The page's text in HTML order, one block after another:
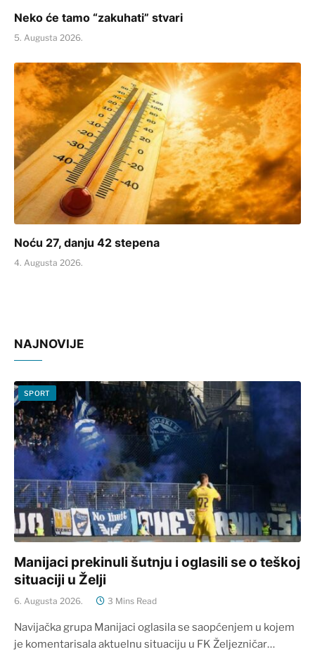
Neko će tamo “zakuhati” stvari
5. Augusta 2026.
Noću 27, danju 42 stepena
4. Augusta 2026.
NAJNOVIJE
SPORT
Manijaci prekinuli šutnju i oglasili se o teškoj
situaciji u Želji
6. Augusta 2026. 3 Mins Read
Navijačka grupa Manijaci oglasila se saopćenjem u kojem
je komentarisala aktuelnu situaciju u FK Željezničar…